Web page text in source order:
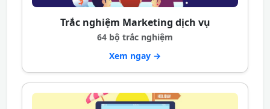
Trắc nghiệm Marketing dịch vụ
64 bộ trắc nghiệm
Xem ngay →